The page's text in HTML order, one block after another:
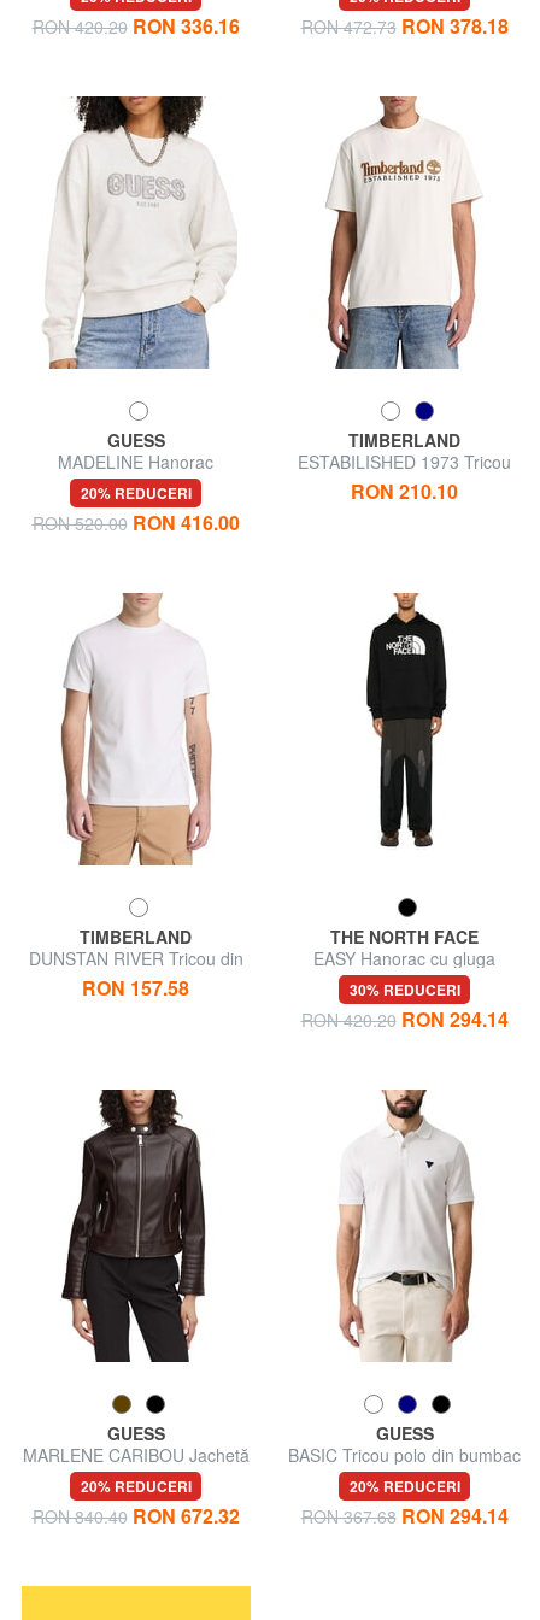
RON 420.20 RON 336.16 RON 472.73 RON 378.18
GUESS
MADELINE Hanorac
20% REDUCERI
RON 520.00 RON 416.00
TIMBERLAND
ESTABILISHED 1973 Tricou
din bumbac
RON 210.10
TIMBERLAND
DUNSTAN RIVER Tricou din
bumbac
RON 157.58
THE NORTH FACE
EASY Hanorac cu gluga
30% REDUCERI
RON 420.20 RON 294.14
GUESS
MARLENE CARIBOU Jachetă
din piele ecologică, croială
regulată
20% REDUCERI
RON 840.40 RON 672.32
GUESS
BASIC Tricou polo din bumbac
20% REDUCERI
RON 367.68 RON 294.14